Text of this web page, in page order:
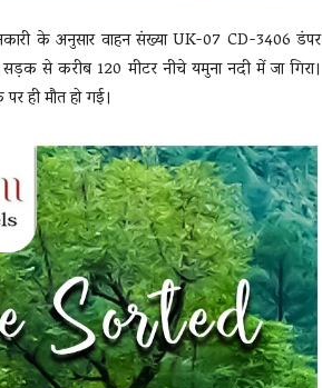
के अनुसार वाहन संख्या UK-07 CD-3406 डंपर
से करीब 120 मीटर नीचे यमुना नदी में जा गिरा।
ही मौत हो गई।